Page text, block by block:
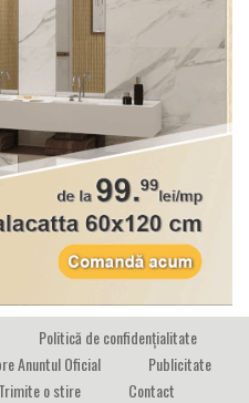
Politică de confidențialitate
Anuntul Oficial
Publicitate
Trimite o stire Contact